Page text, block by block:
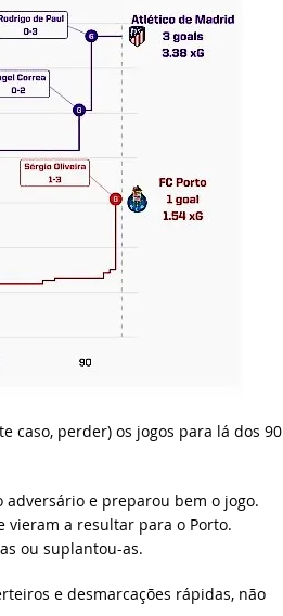
caso, perder) os jogos para lá dos 90
e preparou bem o jogo.
vieram a resultar para o Porto.
ou suplantou-as.
e desmarcações rápidas, não